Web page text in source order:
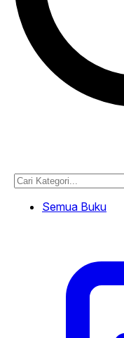
Semua Buku